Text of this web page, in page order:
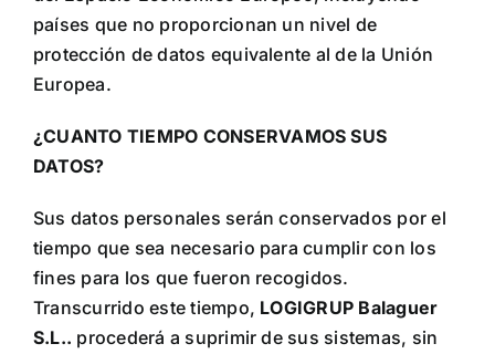
países que no proporcionan un nivel de
protección de datos equivalente al de la Unión
Europea.
¿CUANTO TIEMPO CONSERVAMOS SUS
DATOS?
Sus datos personales serán conservados por el
tiempo que sea necesario para cumplir con los
fines para los que fueron recogidos.
Transcurrido este tiempo, LOGIGRUP Balaguer
S.L.. procederá a suprimir de sus sistemas, sin